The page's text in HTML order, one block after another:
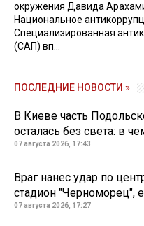
окружения Давида
Национальное
Специализированная
(САП) вп...
ПОСЛЕДНИЕ НОВОСТИ »
В Киеве часть
осталась без света: в
07 августа 2026, 17:43
Враг нанес удар по
стадион "Черноморец",
07 августа 2026, 17:27